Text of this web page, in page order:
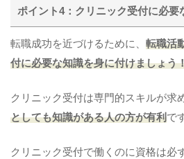
ポイント4：クリニック受付に必要
転職成功を近づけるために、 転職活
付に必要な知識を身に付けましょう
クリニック受付は専門的スキルが求
としても知識がある人の方が有利で
クリニック受付で働くのに資格は必